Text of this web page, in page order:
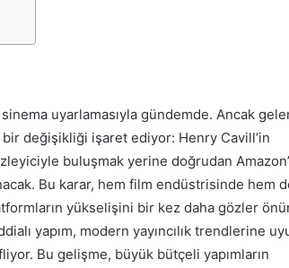
uyarlamasıyla gündemde. Ancak
değişikliği işaret ediyor: Henry Cavill’in
buluşmak yerine doğrudan
Bu karar, hem film endüstrisinde hem
yükselişini bir kez daha gözler
yapım, modern yayıncılık trendlerine
Bu gelişme, büyük bütçeli yapımların